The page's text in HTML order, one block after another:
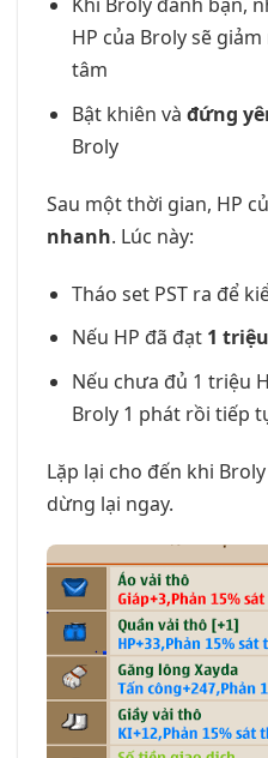
Khi Broly đánh bạn,
HP của Broly sẽ
tâm
Bật khiên và đứng
Broly
Sau một thời gian, HP
nhanh. Lúc này:
Tháo set PST ra để
Nếu HP đã đạt 1 triệu
Nếu chưa đủ 1 triệu
Broly 1 phát rồi tiếp
Lặp lại cho đến khi
dừng lại ngay.